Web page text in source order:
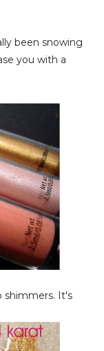
been snowing
you with a
shimmers. It's